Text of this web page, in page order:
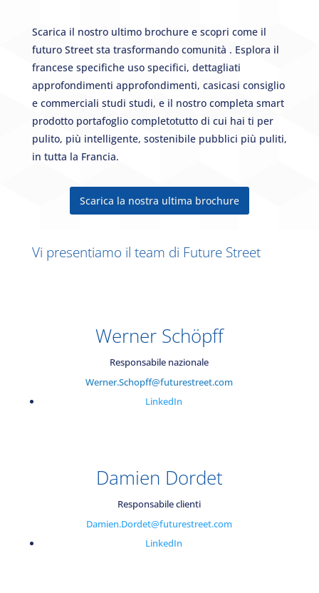
Scarica il nostro ultimo brochure e scopri come il
futuro Street sta trasformando comunità . Esplora il
francese specifiche uso specifici, dettagliati
approfondimenti approfondimenti, casicasi consiglio
e commerciali studi studi, e il nostro completa smart
prodotto portafoglio completotutto di cui hai ti per
pulito, più intelligente, sostenibile pubblici più puliti,
in tutta la Francia.
Scarica la nostra ultima brochure
Vi presentiamo il team di Future Street
Werner Schöpff
Responsabile nazionale
Werner.Schopff@futurestreet.com
LinkedIn
Damien Dordet
Responsabile clienti
Damien.Dordet@futurestreet.com
LinkedIn